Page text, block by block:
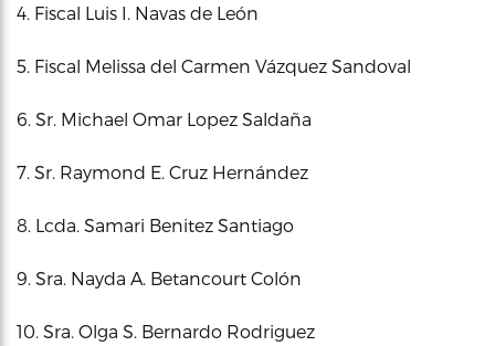
4. Fiscal Luis I. Navas de León
5. Fiscal Melissa del Carmen Vázquez Sandoval
6. Sr. Michael Omar Lopez Saldaña
7. Sr. Raymond E. Cruz Hernández
8. Lcda. Samari Benitez Santiago
9. Sra. Nayda A. Betancourt Colón
10. Sra. Olga S. Bernardo Rodriguez